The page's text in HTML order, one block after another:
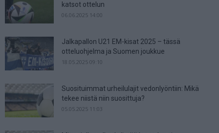
katsot ottelun
06.06.2025 14:00
Jalkapallon U21 EM-kisat 2025 – tässä
otteluohjelma ja Suomen joukkue
18.05.2025 09:10
Suosituimmat urheilulajit vedonlyöntiin: Mikä
tekee niistä niin suosittuja?
05.05.2025 11:03